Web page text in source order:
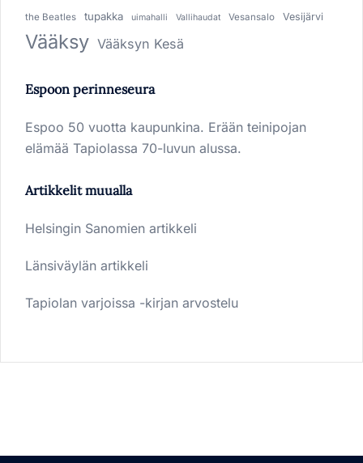
the Beatles tupakka uimahalli Vallihaudat Vesansalo Vesijärvi
Vääksy Vääksyn Kesä
Espoon perinneseura
Espoo 50 vuotta kaupunkina. Erään teinipojan
elämää Tapiolassa 70-luvun alussa.
Artikkelit muualla
Helsingin Sanomien artikkeli
Länsiväylän artikkeli
Tapiolan varjoissa -kirjan arvostelu